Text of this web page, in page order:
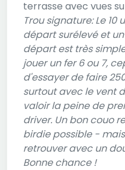
terrasse avec vues
Trou signature: Le 10
départ surélevé et
départ est très
jouer un fer 6 ou 7,
d'essayer de faire
surtout avec le vent
valoir la peine de
driver. Un bon couo
birdie possible -
retrouver avec un
Bonne chance !